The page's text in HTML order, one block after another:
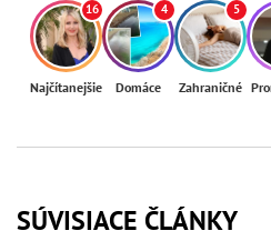
16
Najčítanejšie
4
Domáce
5
Zahraničné
SÚVISIACE ČLÁNKY